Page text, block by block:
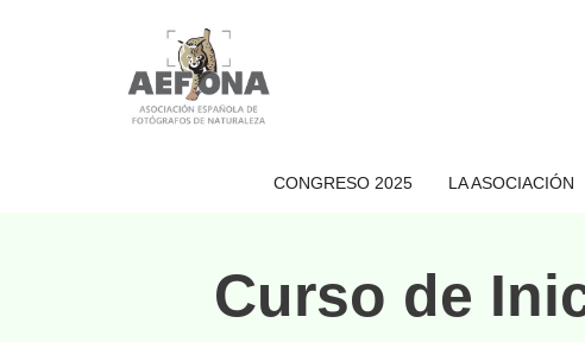
CONGRESO 2025 LA ASOCIACIÓN
Curso de